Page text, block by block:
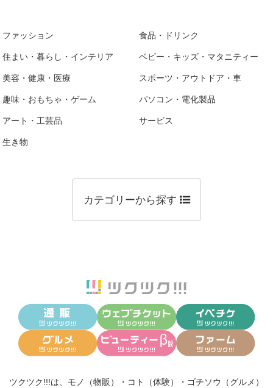
ファッション 食品・ドリンク
住まい・暮らし・インテリア ベビー・キッズ・マタニティー
美容・健康・医療 スポーツ・アウトドア・車
趣味・おもちゃ・ゲーム パソコン・電化製品
アート・工芸品 サービス
生き物
カテゴリーから探す
ツクツク!!!は、 モノ（物販） ・ コト（体験） ・ ゴチソウ（グルメ）